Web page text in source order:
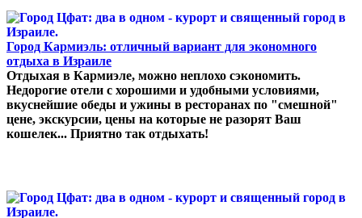
Город Кармиэль: отличный вариант для экономного
отдыха в Израиле
Отдыхая в Кармиэле, можно неплохо сэкономить.
Недорогие отели с хорошими и удобными условиями,
вкуснейшие обеды и ужины в ресторанах по "смешной"
цене, экскурсии, цены на которые не разорят Ваш
кошелек... Приятно так отдыхать!